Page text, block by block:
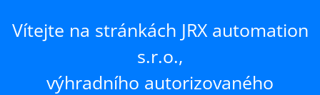
Vítejte na stránkách JRX automation
s.r.o.,
výhradního autorizovaného